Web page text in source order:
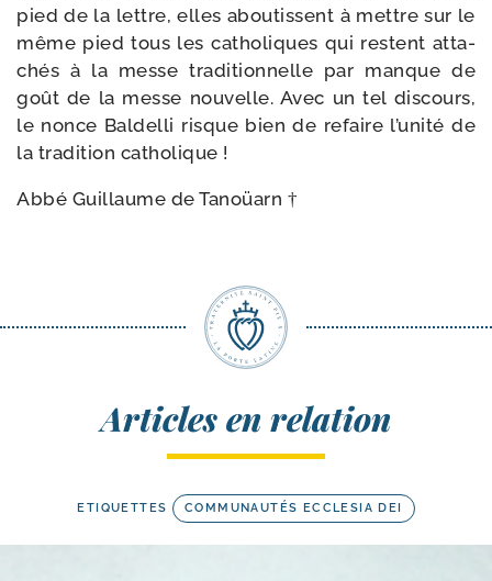
pied de la lettre, elles abou­tissent à mettre sur le
même pied tous les catho­liques qui res­tent atta­
chés à la messe tra­di­tion­nelle par manque de
goût de la messe nou­velle. Avec un tel dis­cours,
le nonce Baldelli risque bien de refaire l’u­ni­té de
la tra­di­tion catholique !
Abbé Guillaume de Tanoüarn †
Articles en relation
ETIQUETTES COMMUNAUTÉS ECCLESIA DEI